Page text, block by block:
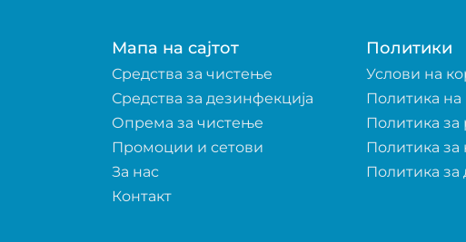
Мапа на сајтот
Средства за чистење
Средства за дезинфекција
Опрема за чистење
Промоции и сетови
За нас
Контакт
Политики
Услови на
Политика на
Политика
Политика за
Политика за